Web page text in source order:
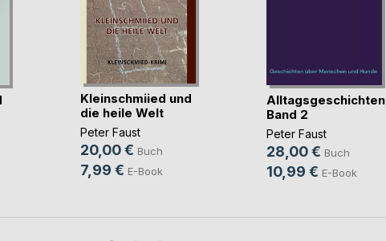
Kleinschmiied und
die heile Welt
Peter Faust
20,00 € Buch
7,99 € E-Book
Alltagsgeschichten
Band 2
Peter Faust
28,00 € Buch
10,99 € E-Book